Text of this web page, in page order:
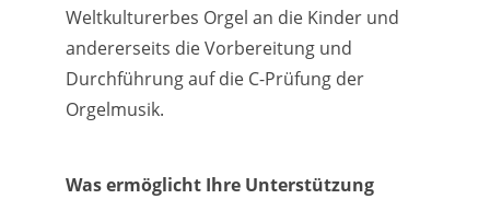
Weltkulturerbes Orgel an die Kinder und
andererseits die Vorbereitung und
Durchführung auf die C-Prüfung der
Orgelmusik.
Was ermöglicht Ihre Unterstützung